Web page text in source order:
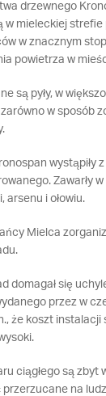
drzewnego
w mieleckiej strefie
w znacznym
powietrza w
są pyły, w
w sposób
wystąpiły
Zawarły
arsenu i ołowiu.
Mielca
domagał się
przez w
że koszt instalacji
ciągłego są zbyt
na